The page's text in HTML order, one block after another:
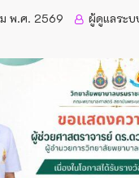
พ.ศ. 2569 ผู้ดูแลระบ